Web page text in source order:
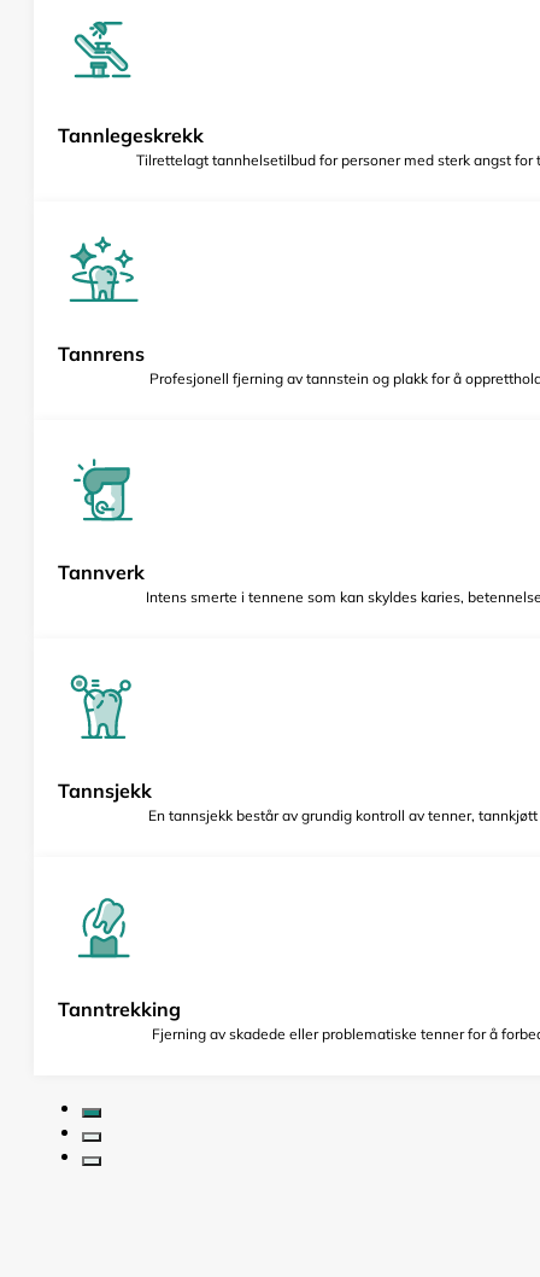
Tannlegeskrekk
Tilrettelagt tannhelsetilbud for personer med sterk angst for
Tannrens
Profesjonell fjerning av tannstein og plakk for å
Tannverk
Intens smerte i tennene som kan skyldes karies,
Tannsjekk
En tannsjekk består av grundig kontroll av tenner,
Tanntrekking
Fjerning av skadede eller problematiske tenner for å